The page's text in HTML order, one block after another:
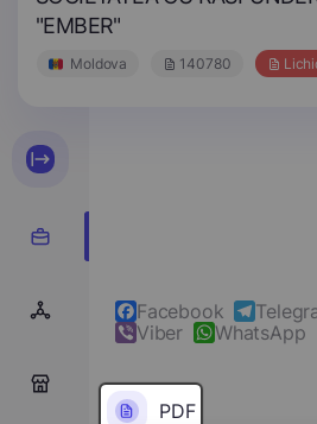
"EMBER"
Moldova 140780
Facebook
Viber
WhatsApp
PDF